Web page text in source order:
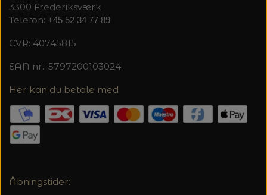
3300 Frederiksværk
Telefon: +45 52 34 77 89
CVR: 40745815
EAN nr.: 5797200103024
Her kan du betale med
Åbningstider: